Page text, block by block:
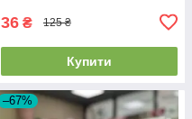
36 ₴ 125 ₴
Купити
–67%